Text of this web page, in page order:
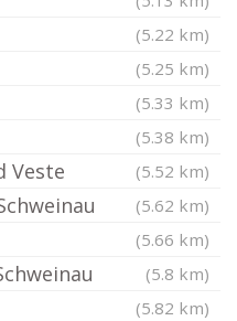
(5.22 km)
(5.25 km)
(5.33 km)
(5.38 km)
Veste (5.52 km)
(5.62 km)
(5.66 km)
(5.8 km)
(5.82 km)